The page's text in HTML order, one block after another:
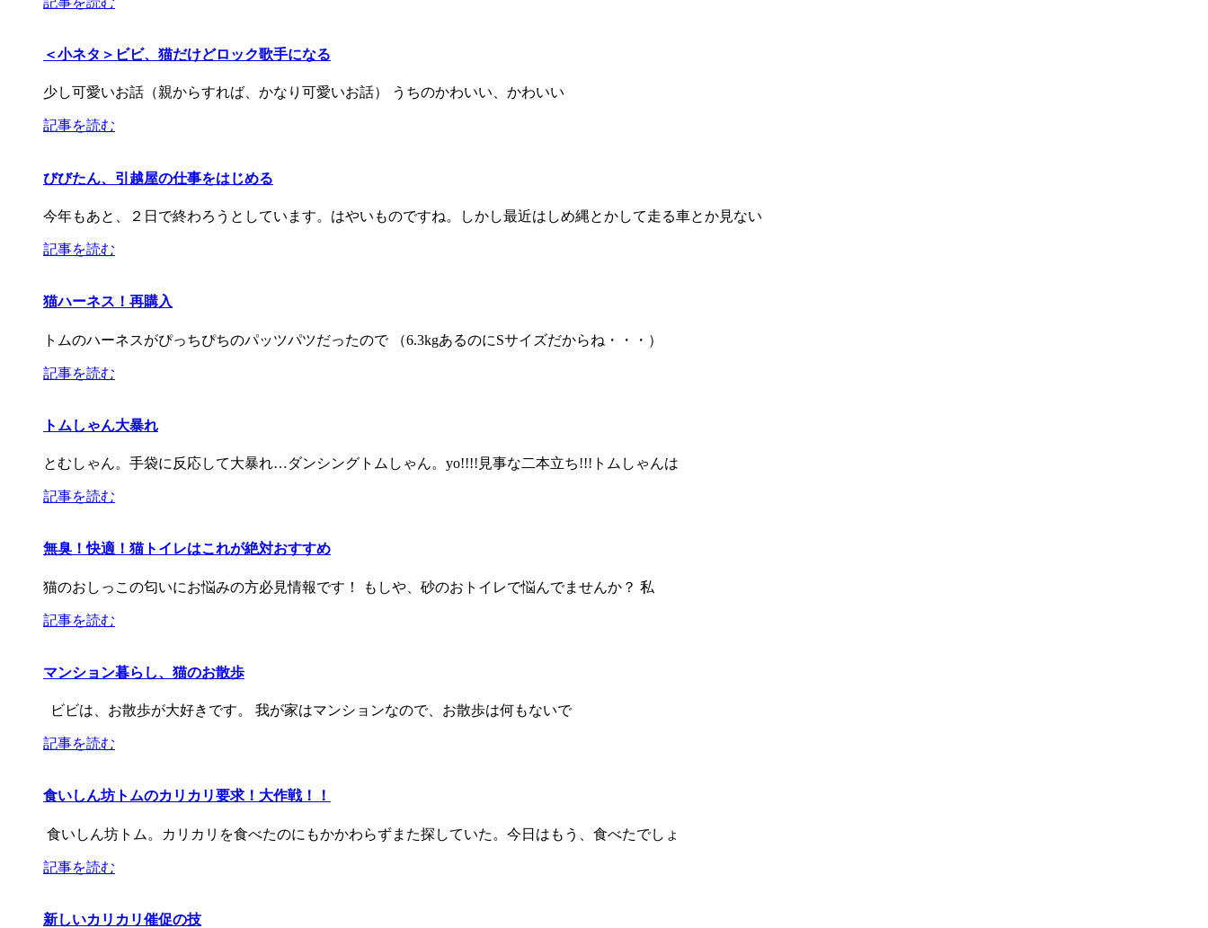
＜小ネタ＞ビビ、猫だけどロック歌手になる
少し可愛いお話（親からすれば、かなり可愛いお話） うちのかわいい、かわいい
記事を読む
びびたん、引越屋の仕事をはじめる
今年もあと、２日で終わろうとしています。はやいものですね。しかし最近はしめ縄とかして走る車とか見ない
記事を読む
猫ハーネス！再購入
トムのハーネスがぴっちぴちのパッツパツだったので （6.3kgあるのにSサイズだからね・・・）
記事を読む
トムしゃん大暴れ
とむしゃん。手袋に反応して大暴れ…ダンシングトムしゃん。yo!!!!見事な二本立ち!!!トムしゃんは
記事を読む
無臭！快適！猫トイレはこれが絶対おすすめ
猫のおしっこの匂いにお悩みの方必見情報です！ もしや、砂のおトイレで悩んでませんか？ 私
記事を読む
マンション暮らし、猫のお散歩
ビビは、お散歩が大好きです。 我が家はマンションなので、お散歩は何もないで
記事を読む
食いしん坊トムのカリカリ要求！大作戦！！
食いしん坊トム。カリカリを食べたのにもかかわらずまた探していた。今日はもう、食べたでしょ
記事を読む
新しいカリカリ催促の技